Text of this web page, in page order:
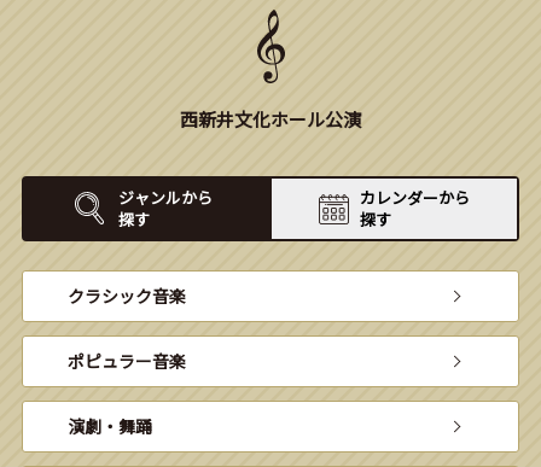
西新井文化ホール公演
ジャンルから
探す
カレンダーから
探す
クラシック音楽
ポピュラー音楽
演劇・舞踊